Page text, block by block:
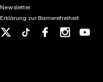
Newsletter
Erklärung zur Barrierefreiheit
Tiktok FacebookInstagram